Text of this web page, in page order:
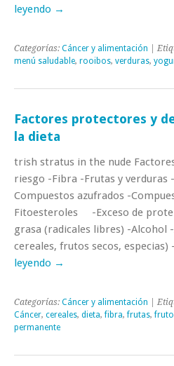
leyendo →
Categorías: Cáncer y alimentación |
menú saludable, rooibos, verduras,
Factores protectores y
la dieta
trish stratus in the nude
riesgo -Fibra -Frutas y verduras
Compuestos azufrados -
Fitoesteroles -Exceso de
grasa (radicales libres) -Alcohol
cereales, frutos secos,
leyendo →
Categorías: Cáncer y alimentación |
Cáncer, cereales, dieta,fibra,frutas,
permanente